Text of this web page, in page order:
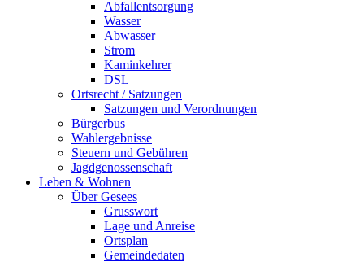
Abfallentsorgung
Wasser
Abwasser
Strom
Kaminkehrer
DSL
Ortsrecht / Satzungen
Satzungen und Verordnungen
Bürgerbus
Wahlergebnisse
Steuern und Gebühren
Jagdgenossenschaft
Leben & Wohnen
Über Gesees
Grusswort
Lage und Anreise
Ortsplan
Gemeindedaten